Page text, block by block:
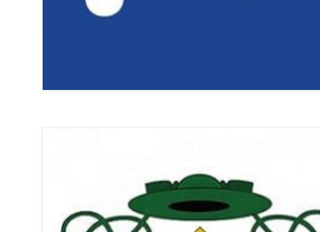
Zaprzyjaźnione strony